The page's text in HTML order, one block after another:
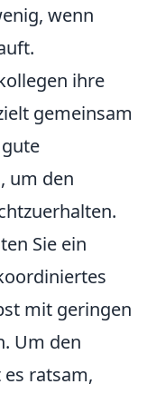
wenn
ihre
gemeinsam
um den
Sie ein
mit geringen
Um den
ratsam,